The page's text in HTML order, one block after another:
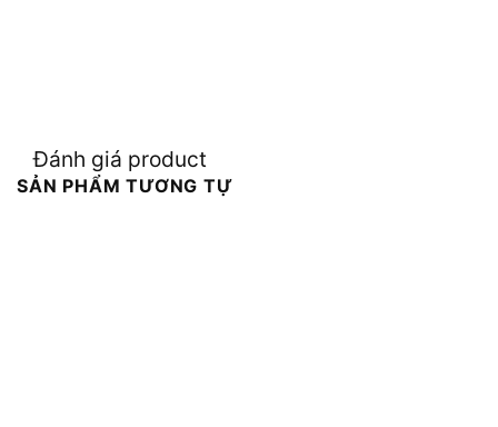
Đánh giá product
SẢN PHẨM TƯƠNG TỰ